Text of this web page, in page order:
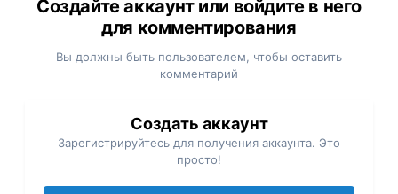
Создайте аккаунт или войдите в него
для комментирования
Вы должны быть пользователем, чтобы оставить
комментарий
Создать аккаунт
Зарегистрируйтесь для получения аккаунта. Это
просто!